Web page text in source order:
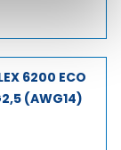
6200 ECO
(AWG14)